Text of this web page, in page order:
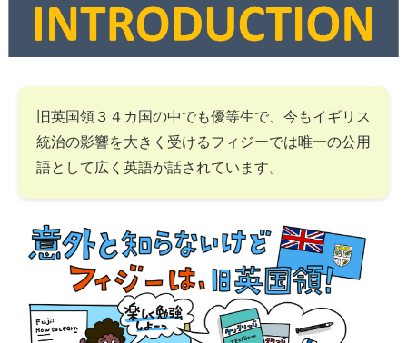
旧英国領３４カ国の中でも優等生で、今もイギリス
統治の影響を大きく受けるフィジーでは唯一の公用
語として広く英語が話されています。